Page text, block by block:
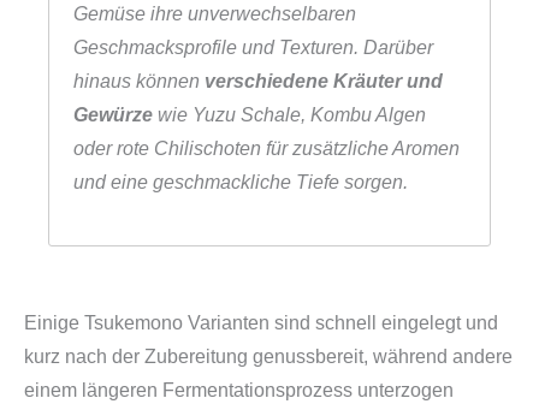
Gemüse ihre unverwechselbaren
Geschmacksprofile und Texturen. Darüber
hinaus können verschiedene Kräuter und
Gewürze wie Yuzu Schale, Kombu Algen
oder rote Chilischoten für zusätzliche Aromen
und eine geschmackliche Tiefe sorgen.
Einige Tsukemono Varianten sind schnell eingelegt und
kurz nach der Zubereitung genussbereit, während andere
einem längeren Fermentationsprozess unterzogen